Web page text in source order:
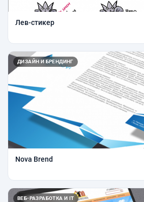
Лев-стикер
ДИЗАЙН И БРЕНДИНГ
Nova Brend
ВЕБ-РАЗРАБОТКА И IT